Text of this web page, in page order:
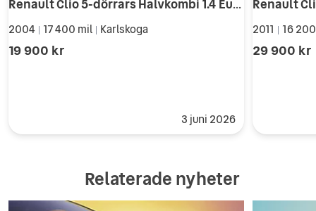
2004 17 400 mil Karlskoga
19 900 kr
3 juni 2026
2011 16
29 900 kr
Relaterade nyheter